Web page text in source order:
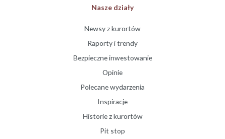
Nasze działy
Newsy z kurortów
Raporty i trendy
Bezpieczne inwestowanie
Opinie
Polecane wydarzenia
Inspiracje
Historie z kurortów
Pit stop